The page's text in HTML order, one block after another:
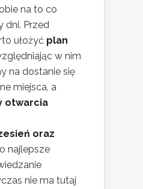
na to co
dni. Przed
ułożyć plan
w nim
na dostanie się
miejsca, a
otwarcia
oraz
najlepsze
nie ma tutaj